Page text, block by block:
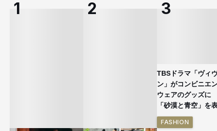
TBSドラマ「ヴィ
ン」がコンビニエ
ウェアのグッズ
「砂漠と青空」を
FASHION